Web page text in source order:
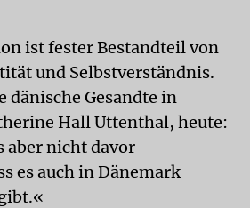
ist fester Bestandteil von
und Selbstverständnis.
dänische Gesandte in
Hall Uttenthal, heute:
aber nicht davor
es auch in Dänemark